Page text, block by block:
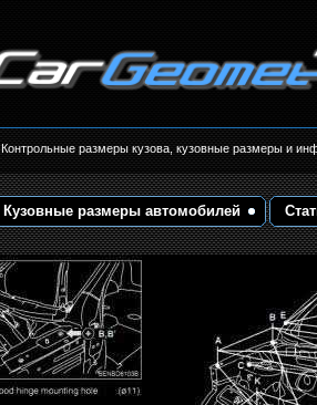
кузовные размеры. Геометрия
Контрольные размеры кузова, кузовные размеры и
Кузовные размеры автомобилей